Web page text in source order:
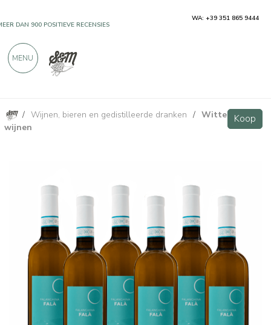
/ Wijnen, bieren en gedistilleerde dranken / Witte
wijnen
Koop
Falà Falanghina Sannio DOC - 6 bottiglie - Vigne Storte VIP Koop
WA: +39 351 865 9444
MENU